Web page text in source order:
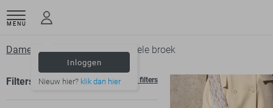
MENU
Inloggen
Nieuw hier? klik dan hier
Dameskleding Broeken Gele broek
Filters Wis filters